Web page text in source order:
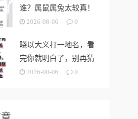
谁？属鼠属兔太较真！
2026-08-06 0
晓以大义打一地名，看
完你就明白了，别再猜
了2026-08-06 0